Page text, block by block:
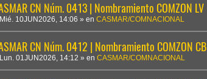
CN Núm. 0413 | Nombramiento COMZON LV
Mié. 10JUN2026, 14:06 » en CASMAR/COMNACIONAL
CN Núm. 0412 | Nombramiento COMZON CB
Lun. 01JUN2026, 14:12 » en CASMAR/COMNACIONAL